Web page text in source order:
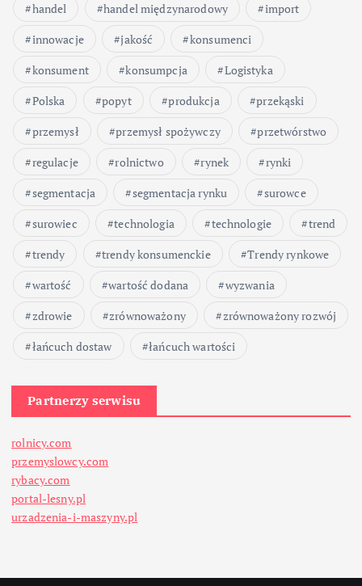
handel
handel międzynarodowy
import
innowacje
jakość
konsumenci
konsument
konsumpcja
Logistyka
Polska
popyt produkcja
przekąski
przemysł
przemysł spożywczy
przetwórstwo
regulacje
rolnictwo rynek
rynki
segmentacja
segmentacja rynku
surowce
surowiec
technologia technologie
trend
trendy
trendy konsumenckie
Trendy rynkowe
wartość
wartość dodana
wyzwania
zdrowie
zrównoważony
zrównoważony rozwój
łańcuch dostaw
łańcuch wartości
Partnerzy serwisu
rolnicy.com
przemyslowcy.com
rybacy.com
portal-lesny.pl
urzadzenia-i-maszyny.pl